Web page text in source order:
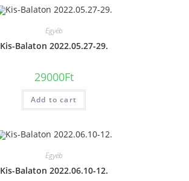
Egyéb
Kis-Balaton 2022.05.27-29.
29000Ft
Add to cart
Egyéb
Kis-Balaton 2022.06.10-12.